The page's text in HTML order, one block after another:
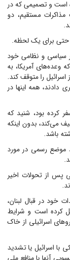
است و تصمیمی که در
مستقیم، دو
حتی برای یک لحظه.
سیاسی و نظامی خود
آمریکا، به
را متوقف کند.
دادند، همه اینها در
کرده بود، شنید که
می‌کند، بدون اینکه
باشد.
موضع رسمی در مورد
پس از تحولات اخیر
خود در قبال لبنان،
کرده است و شرایط
اسرائیلی از خاک
با اسرائیل یا تشدید